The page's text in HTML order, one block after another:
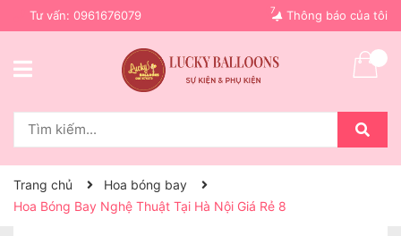
Tư vấn: 0961676079 Thông báo của tôi
7
Trang chủ
Hoa bóng bay
Hoa Bóng Bay Nghệ Thuật Tại Hà Nội Giá Rẻ 8